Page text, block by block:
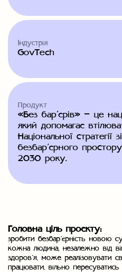
Індустрія
GovTech
Продукт
«Без бар’єрів» — це
який допомагає
Національної стратегії
безбар’єрного
2030 року.
Головна ціль проєкту:
зробити безбар’єрність новою
кожна людина, незалежно від
здоров’я, може реалізовувати
працювати, вільно